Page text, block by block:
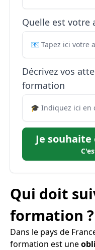
Quelle est votre
Décrivez vos
formation
Je
Qui doit
formation ?
Dans le pays de
formation est une